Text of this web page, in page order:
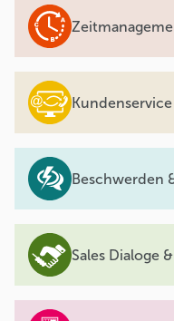
Beschwerden
Sales Dialoge